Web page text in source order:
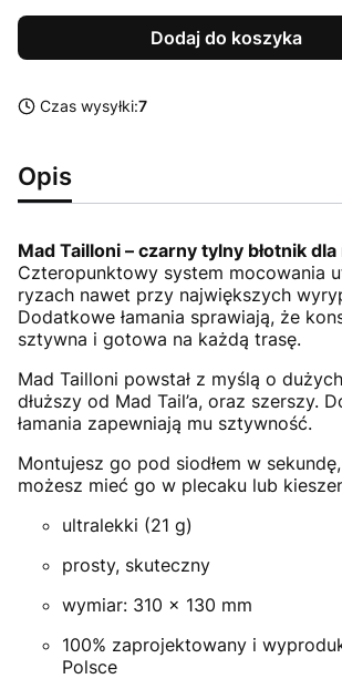
Dodaj do koszyka
Czas wysyłki:7
Opis
Mad Tailloni – czarny tylny błotnik
Czteropunktowy system mocowania
ryzach nawet przy największych
Dodatkowe łamania sprawiają, że
sztywna i gotowa na każdą trasę.
Mad Tailloni powstał z myślą o
dłuższy od Mad Tail’a, oraz szerszy.
łamania zapewniają mu sztywność.
Montujesz go pod siodłem w
możesz mieć go w plecaku lub
ultralekki (21 g)
prosty, skuteczny
wymiar: 310 x 130 mm
100% zaprojektowany i
Polsce